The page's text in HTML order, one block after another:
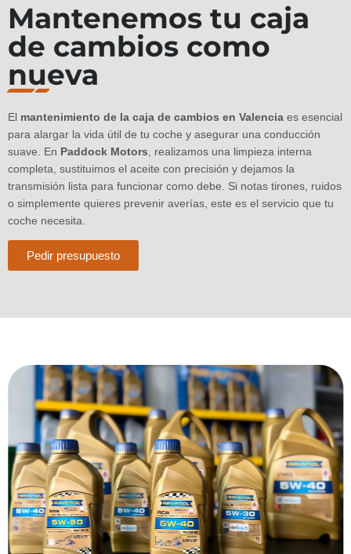
Mantenemos tu caja
de cambios como
nueva
El mantenimiento de la caja de cambios en Valencia es esencial
para alargar la vida útil de tu coche y asegurar una conducción
suave. En Paddock Motors, realizamos una limpieza interna
completa, sustituimos el aceite con precisión y dejamos la
transmisión lista para funcionar como debe. Si notas tirones, ruidos
o simplemente quieres prevenir averías, este es el servicio que tu
coche necesita.
Pedir presupuesto